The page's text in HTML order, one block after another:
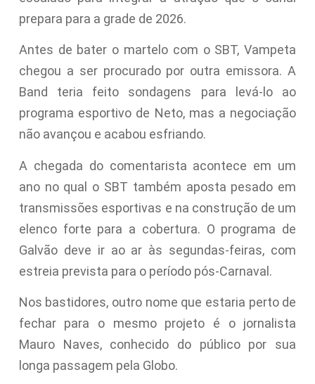
prepara para a grade de 2026.
Antes de bater o martelo com o SBT, Vampeta
chegou a ser procurado por outra emissora. A
Band teria feito sondagens para levá-lo ao
programa esportivo de Neto, mas a negociação
não avançou e acabou esfriando.
A chegada do comentarista acontece em um
ano no qual o SBT também aposta pesado em
transmissões esportivas e na construção de um
elenco forte para a cobertura. O programa de
Galvão deve ir ao ar às segundas-feiras, com
estreia prevista para o período pós-Carnaval.
Nos bastidores, outro nome que estaria perto de
fechar para o mesmo projeto é o jornalista
Mauro Naves, conhecido do público por sua
longa passagem pela Globo.